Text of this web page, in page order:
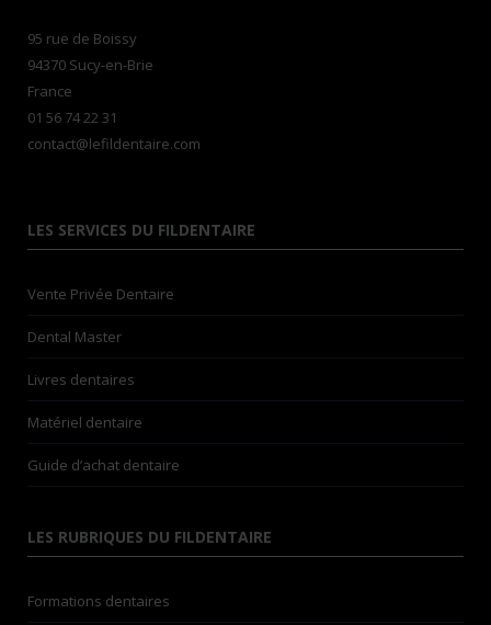
95 rue de Boissy
94370 Sucy-en-Brie
France
01 56 74 22 31
contact@lefildentaire.com
LES SERVICES DU FILDENTAIRE
Vente Privée Dentaire
Dental Master
Livres dentaires
Matériel dentaire
Guide d’achat dentaire
LES RUBRIQUES DU FILDENTAIRE
Formations dentaires